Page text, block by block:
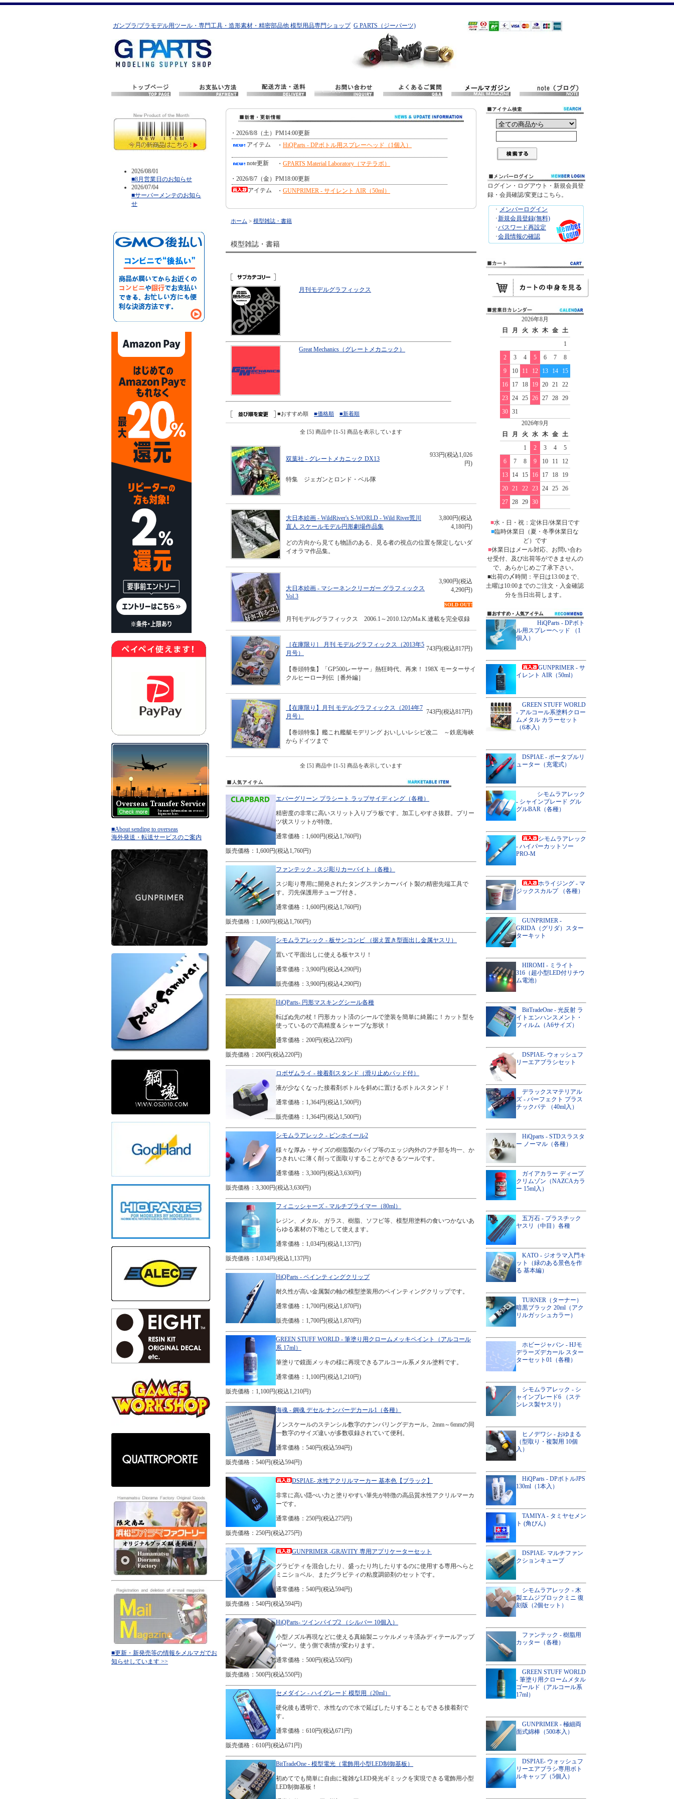
ガンプラ/プラモデル用ツール・専門工具・造形素材・精密部品他 模型用品専門ショップ G PARTS（ジーパーツ)
2026/08/01
■8月営業日のお知らせ
2026/07/04
■サーバーメンテのお知ら
せ
■About sending to overseas
海外発送・転送サービスのご案内
■更新・新発売等の情報をメルマガでお
知らせしています >>
ホーム > 模型雑誌・書籍
模型雑誌・書籍
月刊モデルグラフィックス
Great Mechanics（グレートメカニック）
■おすすめ順 ■価格順 ■新着順
全 [5] 商品中 [1-5] 商品を表示しています
双葉社 - グレートメカニック DX13
933円(税込1,026
円)
特集 ジェガンとロンド・ベル隊
大日本絵画 - WildRiver's S-WORLD - Wild River荒川
直人 スケールモデル円形劇場作品集
3,800円(税込
4,180円)
どの方向から見ても物語のある、見る者の視点の位置を限定しないダ
イオラマ作品集。
大日本絵画 - マシーネンクリーガー グラフィックス
Vol.3
3,900円(税込
4,290円)
SOLD OUT!
月刊モデルグラフィックス 2006.1～2010.12のMa.K.連載を完全収録
［在庫限り］ 月刊 モデルグラフィックス（2013年5
月号）
743円(税込817円)
【巻頭特集】「GP500レーサー」熱狂時代、再来！ 198X モーターサイ
クルヒーロー列伝［番外編］
【在庫限り】月刊 モデルグラフィックス（2014年7
月号）
743円(税込817円)
【巻頭特集】艦これ艦艇モデリング おいしいレシピ改二 ～鉄底海峡
からドイツまで
全 [5] 商品中 [1-5] 商品を表示しています
エバーグリーン プラシート ラップサイディング（各種）
精密度の非常に高いスリット入りプラ板です。加工しやすさ抜群。プリー
ツ状スリットが特徴。
通常価格：1,600円(税込1,760円)
販売価格：1,600円(税込1,760円)
ファンテック - スジ彫りカーバイト（各種）
スジ彫り専用に開発されたタングステンカーバイト製の精密先端工具で
す。刃先保護用チューブ付き。
通常価格：1,600円(税込1,760円)
販売価格：1,600円(税込1,760円)
シモムラアレック - 板サンコンビ （据え置き型面出し金属ヤスリ）
置いて平面出しに使える板ヤスリ！
通常価格：3,900円(税込4,290円)
販売価格：3,900円(税込4,290円)
HiQParts- 円形マスキングシール各種
転ばぬ先の杖！円形カット済のシールで塗装を簡単に綺麗に！カット型を
使っているので高精度＆シャープな形状！
通常価格：200円(税込220円)
販売価格：200円(税込220円)
ロボザムライ - 接着剤スタンド（滑り止めパッド付）
液が少なくなった接着剤ボトルを斜めに置けるボトルスタンド！
通常価格：1,364円(税込1,500円)
販売価格：1,364円(税込1,500円)
シモムラアレック - ピンホイール2
様々な厚み・サイズの樹脂製のパイプ等のエッジ内外のフチ部を均一、か
つきれいに薄く削って面取りすることができるツールです。
通常価格：3,300円(税込3,630円)
販売価格：3,300円(税込3,630円)
フィニッシャーズ - マルチプライマー（80ml）
レジン、メタル、ガラス、樹脂、ソフビ等、模型用塗料の食いつかないあ
らゆる素材の下地として使えます。
通常価格：1,034円(税込1,137円)
販売価格：1,034円(税込1,137円)
HiQParts - ペインティングクリップ
耐久性が高い金属製の軸の模型塗装用のペインティングクリップです。
通常価格：1,700円(税込1,870円)
販売価格：1,700円(税込1,870円)
GREEN STUFF WORLD - 筆塗り用クロームメッキペイント（アルコール
系 17ml）
筆塗りで鏡面メッキの様に再現できるアルコール系メタル塗料です。
通常価格：1,100円(税込1,210円)
販売価格：1,100円(税込1,210円)
海魂 - 鋼魂 デセル ナンバーデカール1（各種）
ノンスケールのステンシル数字のナンバリングデカール。2mm～6mmの同
一数字のサイズ違いが多数収録されていて便利。
通常価格：540円(税込594円)
販売価格：540円(税込594円)
DSPIAE- 水性アクリルマーカー 基本色【ブラック】
非常に高い隠ぺい力と塗りやすい筆先が特徴の高品質水性アクリルマーカ
ーです。
通常価格：250円(税込275円)
販売価格：250円(税込275円)
GUNPRIMER -GRAVITY 専用アプリケーターセット
グラビティを混合したり、盛ったり均したりするのに使用する専用へらと
ミニショベル、またグラビティの粘度調節剤のセットです。
通常価格：540円(税込594円)
販売価格：540円(税込594円)
HiQParts- ツインパイプ2 （シルバー 10個入）
小型ノズル再現などに使える真鍮製ニッケルメッキ済みディテールアップ
パーツ。使う側で表情が変わります。
通常価格：500円(税込550円)
販売価格：500円(税込550円)
セメダイン - ハイグレード 模型用（20ml）
硬化後も透明で、水性なので水で延ばしたりすることもできる接着剤で
す。
通常価格：610円(税込671円)
販売価格：610円(税込671円)
BitTradeOne - 模型電光（電飾用小型LED制御基板）
初めてでも簡単に自由に複雑なLED発光ギミックを実現できる電飾用小型
LED制御基板！
ログイン・ログアウト・新規会員登
録・会員確認/変更はこちら。
･ メンバーログイン
･新規会員登録(無料)
･パスワード再設定
･会員情報の確認
2026年8月
日
月 火 水 木 金
土
1
2
3 4 5 6 7
8
9
10 11 12 13 14
15
16
17 18 19 20 21
22
23
24 25 26 27 28
29
30
31
2026年9月
日
月 火 水 木 金
土
1
2 3 4
5
6
7 8 9 10 11
12
13
14 15 16 17 18
19
20
21 22 23 24 25
26
27
28 29 30
■水・日・祝：定休日/休業日です
■臨時休業日（夏・冬季休業日な
ど）です
■休業日はメール対応、お問い合わ
せ受付、及び出荷等ができませんの
で、あらかじめご了承下さい。
■出荷の〆時間：平日は13:00まで、
土曜は10:00までのご注文・入金確認
分を当日出荷します。
HiQParts - DPボト
ル用スプレーヘッド （1
個入）
GUNPRIMER - サ
イレント AIR（50ml）
GREEN STUFF WORLD
- アルコール系塗料クロー
ムメタル カラーセット
（6本入）
DSPIAE - ポータブルリ
ューター（充電式）
シモムラアレック
- シャインブレード グル
グルBAR（各種）
シモムラアレック
- ハイパーカットソー
PRO-M
ホライジング - マ
ジックスカルプ （各種）
GUNPRIMER -
GRIDA（グリダ）スター
ターキット
HIROMI - ミライト
316（超小型LED付リチウ
ム電池）
BitTradeOne - 光反射 ラ
イトエンハンスメント・
フィルム（A6サイズ）
DSPIAE- ウォッシュフ
リーエアブラシセット
デラックスマテリアル
ズ - パーフェクト プラス
チックパテ （40ml入）
HiQparts - STDスラスタ
ー ノーマル（各種）
ガイアカラー ディープ
クリムゾン（NAZCAカラ
ー 15ml入）
五万石 - プラスチック
ヤスリ（中目）各種
KATO - ジオラマ入門キ
ット（緑のある景色を作
る 基本編）
TURNER（ターナー）
暗黒ブラック 20ml（アク
リルガッシュカラー）
ホビージャパン - HJモ
デラーズデカール スター
ターセット01（各種）
シモムラアレック - シ
ャインブレード6 （ステ
ンレス製ヤスリ）
ヒノデワシ - おゆまる
（型取り・複製用 10個
入）
HiQParts - DPボトルJPS
130ml（1本入）
TAMIYA - タミヤセメン
ト (角びん)
DSPIAE- マルチファン
クションキューブ
シモムラアレック - 木
製エムジブロックミニ 復
刻版（2個セット）
ファンテック - 樹脂用
カッター（各種）
GREEN STUFF WORLD
- 筆塗り用クロームメタル
ゴールド（アルコール系
17ml）
GUNPRIMER - 極細両
面式綿棒（500本入）
DSPIAE- ウォッシュフ
リーエアブラシ専用ボト
ルキャップ（5個入）